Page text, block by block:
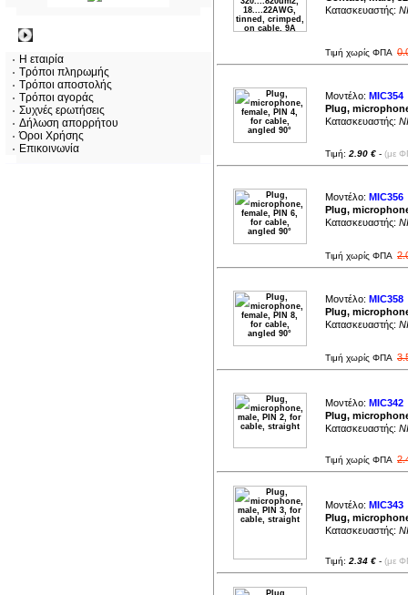
Η εταιρία
Τρόποι πληρωμής
Τρόποι αποστολής
Τρόποι αγοράς
Συχνές ερωτήσεις
Δήλωση απορρήτου
Όροι Χρήσης
Επικοινωνία
Κατασκευαστής:
Τιμή χωρίς ΦΠΑ
Μοντέλο: MIC354
Plug,
Κατασκευαστής:
Τιμή: 2.90 € - (με
Μοντέλο: MIC356
Plug,
Κατασκευαστής:
Τιμή χωρίς ΦΠΑ
Μοντέλο: MIC358
Plug,
Κατασκευαστής:
Τιμή χωρίς ΦΠΑ
Μοντέλο: MIC342
Plug,
Κατασκευαστής:
Τιμή χωρίς ΦΠΑ
Μοντέλο: MIC343
Plug,
Κατασκευαστής:
Τιμή: 2.34 € - (με